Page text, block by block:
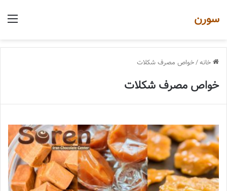
سورن
خانه/خواص مصرف شکلات
خواص مصرف شکلات